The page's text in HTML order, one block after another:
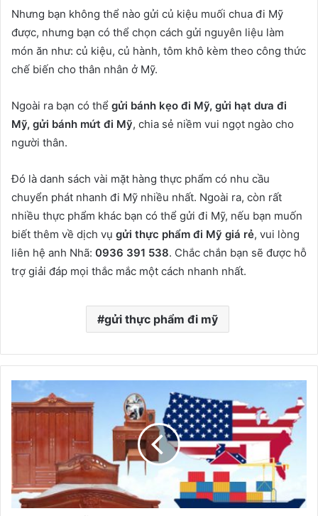
Nhưng bạn không thể nào gửi củ kiệu muối chua đi Mỹ
được, nhưng bạn có thể chọn cách gửi nguyên liệu làm
món ăn như: củ kiệu, củ hành, tôm khô kèm theo công thức
chế biến cho thân nhân ở Mỹ.
Ngoài ra bạn có thể gửi bánh kẹo đi Mỹ, gửi hạt dưa đi
Mỹ, gửi bánh mứt đi Mỹ, chia sẻ niềm vui ngọt ngào cho
người thân.
Đó là danh sách vài mặt hàng thực phẩm có nhu cầu
chuyển phát nhanh đi Mỹ nhiều nhất. Ngoài ra, còn rất
nhiều thực phẩm khác bạn có thể gửi đi Mỹ, nếu bạn muốn
biết thêm về dịch vụ gửi thực phẩm đi Mỹ giá rẻ, vui lòng
liên hệ anh Nhã: 0936 391 538. Chắc chắn bạn sẽ được hỗ
trợ giải đáp mọi thắc mắc một cách nhanh nhất.
gửi thực phẩm đi mỹ